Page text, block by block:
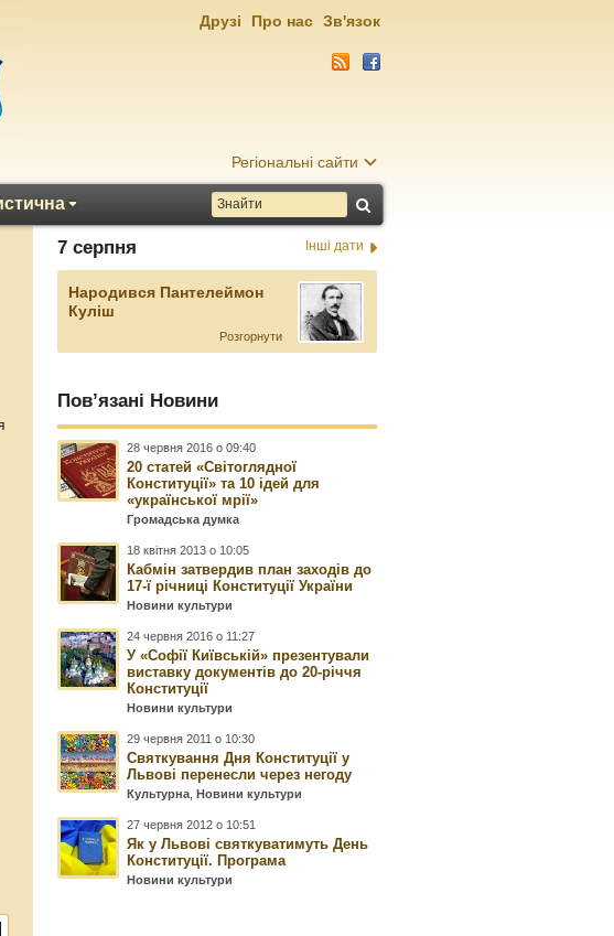
Регіональні сайти
Друзі Про нас Зв'язок
7 серпня Інші дати
Народився Пантелеймон
Куліш
Розгорнути
Пов’язані Новини
28 червня 2016 о 09:40
20 статей «Світоглядної
Конституції» та 10 ідей для
«української мрії»
Громадська думка
18 квітня 2013 о 10:05
Кабмін затвердив план заходів до
17-ї річниці Конституції України
Новини культури
24 червня 2016 о 11:27
У «Софії Київській» презентували
виставку документів до 20-річчя
Конституції
Новини культури
29 червня 2011 о 10:30
Святкування Дня Конституції у
Львові перенесли через негоду
Культурна ,Новини культури
27 червня 2012 о 10:51
Як у Львові святкуватимуть День
Конституції. Програма
Новини культури